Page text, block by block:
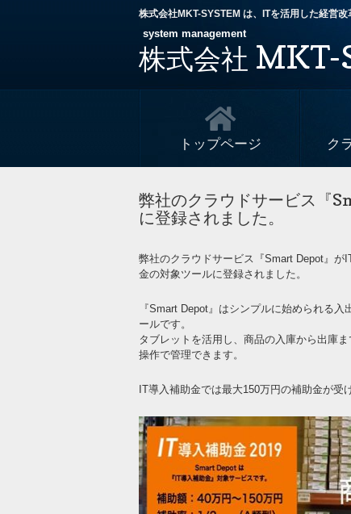
株式会社MKT-SYSTEM は、ITを活用した経営改
system management
株式会社 MKT-
トップページ ク
弊社のクラウドサービス『
に登録されました。
弊社のクラウドサービス『Smart Depot』が
金の対象ツールに登録されました。
『Smart Depot』はシンプルに始められる入
ールです。
タブレットを活用し、商品の入庫から出庫
操作で管理できます。
IT導入補助金では最大150万円の補助金が受